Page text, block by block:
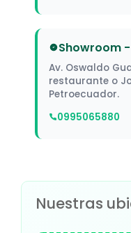
Showroom -
Av. Oswaldo
restaurante o
Petroecuador.
0995065880
Nuestras